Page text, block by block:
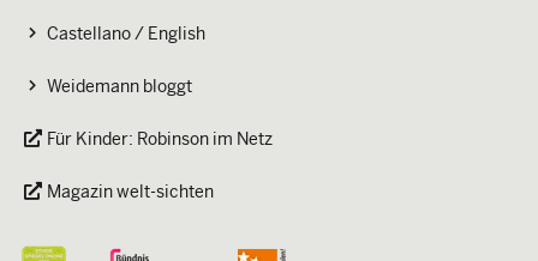
Castellano / English
Weidemann bloggt
Für Kinder: Robinson im Netz
Magazin welt-sichten